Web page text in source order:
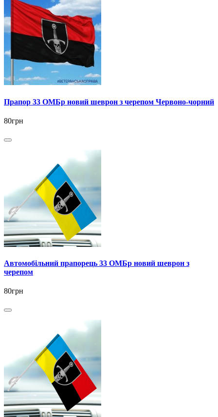
Прапор 33 ОМБр новий шеврон з черепом Червоно-чорний
80грн
Автомобільний прапорець 33 ОМБр новий шеврон з
черепом
80грн